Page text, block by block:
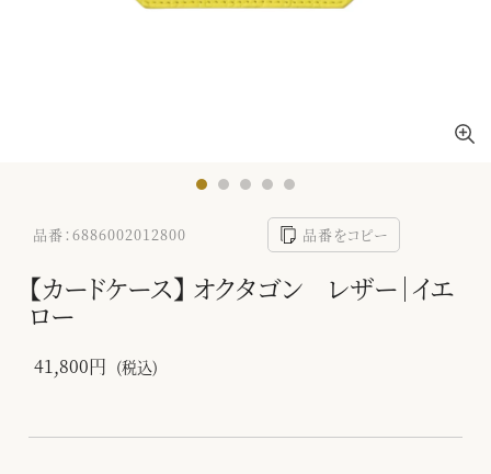
品番：6886002012800 品番をコピー
【カードケース】 オクタゴン レザー｜イエ
ロー
41,800円 (税込)